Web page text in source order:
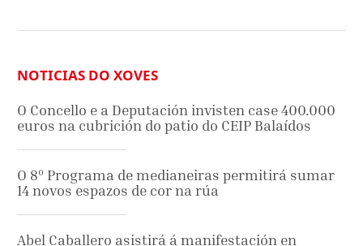
NOTICIAS DO XOVES
O Concello e a Deputación invisten case 400.000
euros na cubrición do patio do CEIP Balaídos
O 8º Programa de medianeiras permitirá sumar
14 novos espazos de cor na rúa
Abel Caballero asistirá á manifestación en